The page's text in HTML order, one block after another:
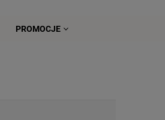
PROMOCJE